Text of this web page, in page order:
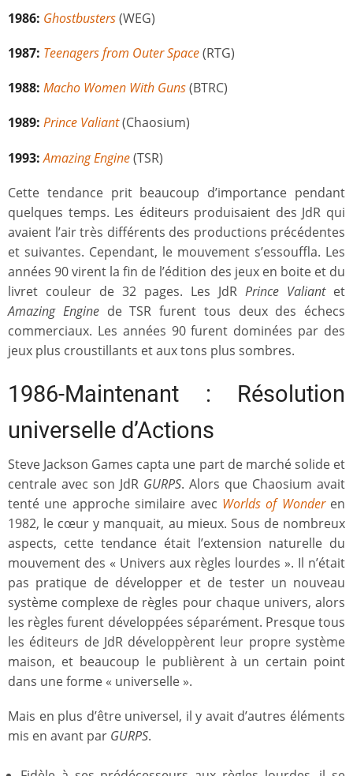
1986: Ghostbusters(WEG)
1987: Teenagers from Outer Space(RTG)
1988: Macho Women With Guns(BTRC)
1989: Prince Valiant(Chaosium)
1993: Amazing Engine(TSR)
Cette tendance prit beaucoup d’importance pendant
quelques temps. Les éditeurs produisaient des JdR qui
avaient l’air très différents des productions précédentes
et suivantes. Cependant, le mouvement s’essouffla. Les
années 90 virent la fin de l’édition des jeux en boite et du
livret couleur de 32 pages. Les JdR Prince Valiantet
Amazing Enginede TSR furent tous deux des échecs
commerciaux. Les années 90 furent dominées par des
jeux plus croustillants et aux tons plus sombres.
1986-Maintenant : Résolution
universelle d’Actions
Steve Jackson Games capta une part de marché solide et
centrale avec son JdR GURPS. Alors que Chaosium avait
tenté une approche similaire avec Worlds of Wonderen
1982, le cœur y manquait, au mieux. Sous de nombreux
aspects, cette tendance était l’extension naturelle du
mouvement des « Univers aux règles lourdes ». Il n’était
pas pratique de développer et de tester un nouveau
système complexe de règles pour chaque univers, alors
les règles furent développées séparément. Presque tous
les éditeurs de JdR développèrent leur propre système
maison, et beaucoup le publièrent à un certain point
dans une forme « universelle ».
Mais en plus d’être universel, il y avait d’autres éléments
mis en avant par GURPS.